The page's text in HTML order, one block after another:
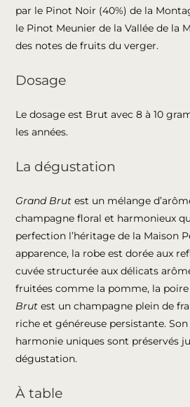
par le Pinot Noir (40%) de la
le Pinot Meunier de la Vallée de la
des notes de fruits du verger.
Dosage
Le dosage est Brut avec 8 à 10
les années.
La dégustation
Grand Brut est un mélange
champagne floral et harmonieux
perfection l’héritage de la Maison
apparence, la robe est dorée aux
cuvée structurée aux délicats
fruitées comme la pomme, la poire
Brut est un champagne plein de
riche et généreuse persistante.
harmonie uniques sont préservés
dégustation.
À table